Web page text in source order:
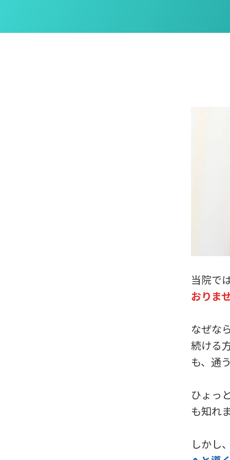
当院で
おりま
なぜな
続ける
も、通
ひょっ
も知れ
しかし